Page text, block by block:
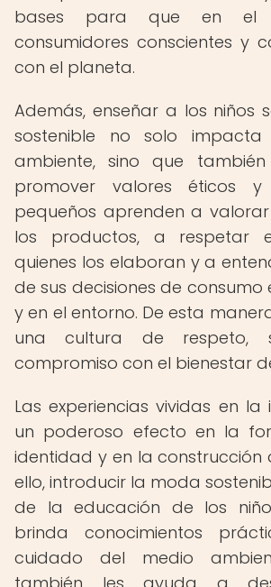
bases para que en el
consumidores conscientes y
con el planeta.
Además, enseñar a los niños
sostenible no solo
ambiente, sino que
promover valores éticos y
pequeños aprenden a
los productos, a respetar
quienes los elaboran y a
de sus decisiones de consumo
y en el entorno. De esta
una cultura de respeto,
compromiso con el bienestar
Las experiencias vividas en la
un poderoso efecto en la
identidad y en la construcción
ello, introducir la moda
de la educación de los
brinda conocimientos
cuidado del medio